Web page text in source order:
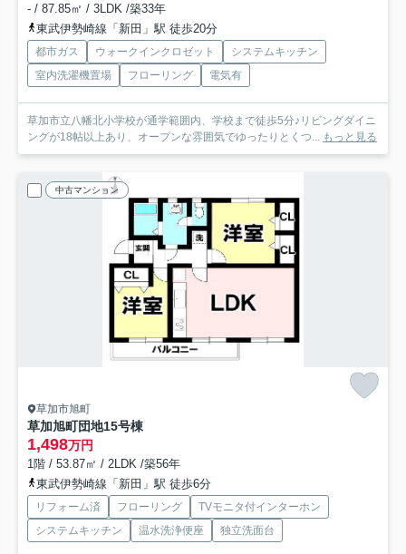
- / 87.85㎡ / 3LDK /築33年
東武伊勢崎線「新田」駅 徒歩20分
都市ガス ウォークインクロゼット
システムキッチン
室内洗濯機置場
フローリング 電気有
草加市立八幡北小学校が通学範囲内、学校まで徒歩5分♪リビングダイニ
ングが18帖以上あり、オープンな雰囲気でゆったりとくつ...
もっと見る
中古マンション
草加市旭町
草加旭町団地15号棟
1,498万円
1階 / 53.87㎡ / 2LDK /築56年
東武伊勢崎線「新田」駅 徒歩6分
リフォーム済 フローリング
TVモニタ付インターホン
システムキッチン
温水洗浄便座 独立洗面台